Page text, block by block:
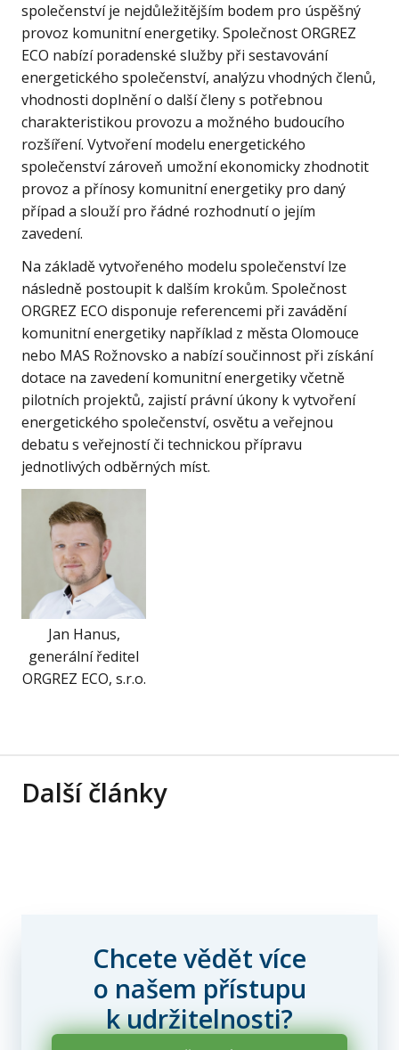
společenství je nejdůležitějším bodem pro úspěšný
provoz komunitní energetiky. Společnost ORGREZ
ECO nabízí poradenské služby při sestavování
energetického společenství, analýzu vhodných členů,
vhodnosti doplnění o další členy s potřebnou
charakteristikou provozu a možného budoucího
rozšíření. Vytvoření modelu energetického
společenství zároveň umožní ekonomicky zhodnotit
provoz a přínosy komunitní energetiky pro daný
případ a slouží pro řádné rozhodnutí o jejím
zavedení.
Na základě vytvořeného modelu společenství lze
následně postoupit k dalším krokům. Společnost
ORGREZ ECO disponuje referencemi při zavádění
komunitní energetiky například z města Olomouce
nebo MAS Rožnovsko a nabízí součinnost při získání
dotace na zavedení komunitní energetiky včetně
pilotních projektů, zajistí právní úkony k vytvoření
energetického společenství, osvětu a veřejnou
debatu s veřejností či technickou přípravu
jednotlivých odběrných míst.
Jan Hanus,
generální ředitel
ORGREZ ECO, s.r.o.
Další články
Chcete vědět více
o našem přístupu
k udržitelnosti?